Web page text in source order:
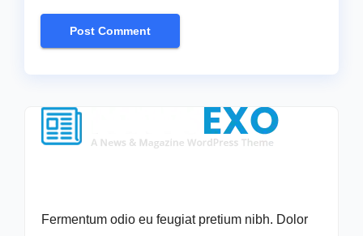
Fermentum odio eu feugiat pretium nibh. Dolor